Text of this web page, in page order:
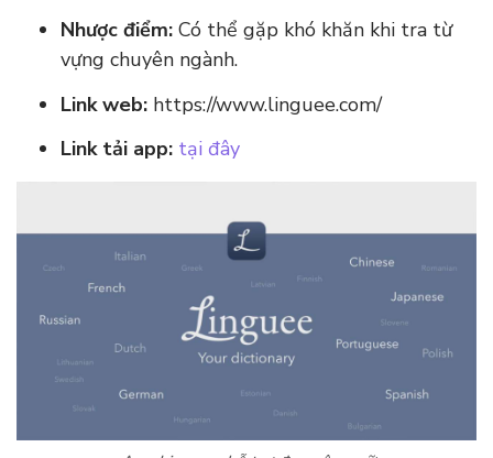
Nhược điểm: Có thể gặp khó khăn khi tra từ
vựng chuyên ngành.
Link web: https://www.linguee.com/
Link tải app: tại đây